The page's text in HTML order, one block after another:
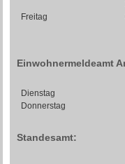
Freitag
Einwohnermeldeamt
Dienstag
Donnerstag
Standesamt: